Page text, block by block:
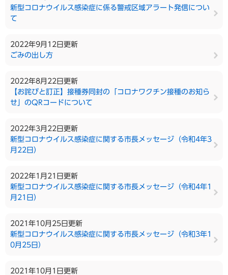
新型コロナウイルス感染症に係る警戒区域アラート発信につい
て
2022年9月12日更新
ごみの出し方
2022年8月22日更新
【お詫びと訂正】接種券同封の「コロナワクチン接種のお知ら
せ」のQRコードについて
2022年3月22日更新
新型コロナウイルス感染症に関する市長メッセージ（令和4年3
月22日）
2022年1月21日更新
新型コロナウイルス感染症に関する市長メッセージ（令和4年1
月21日）
2021年10月25日更新
新型コロナウイルス感染症に関する市長メッセージ（令和3年1
0月25日）
2021年10月1日更新